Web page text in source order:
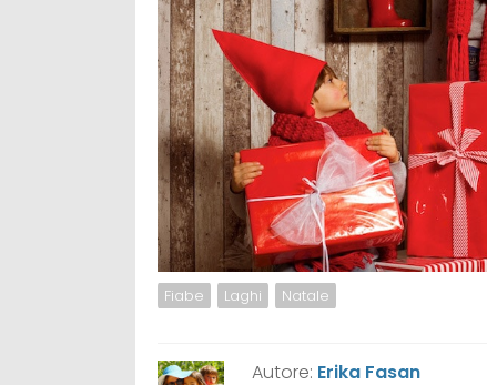
Fiabe Laghi Natale
Autore: Erika Fasan